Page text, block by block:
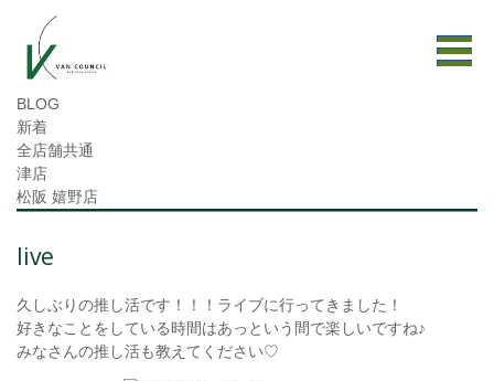
BLOG
新着
全店舗共通
津店
松阪 嬉野店
live
久しぶりの推し活です！！！ライブに行ってきました！
好きなことをしている時間はあっという間で楽しいですね♪
みなさんの推し活も教えてください♡